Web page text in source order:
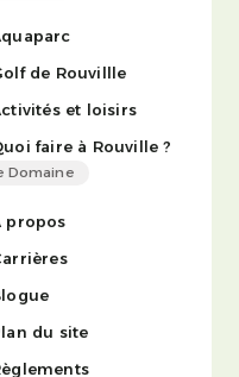
de Rouvillle
et loisirs
faire à Rouville ?
Domaine
propos
du site